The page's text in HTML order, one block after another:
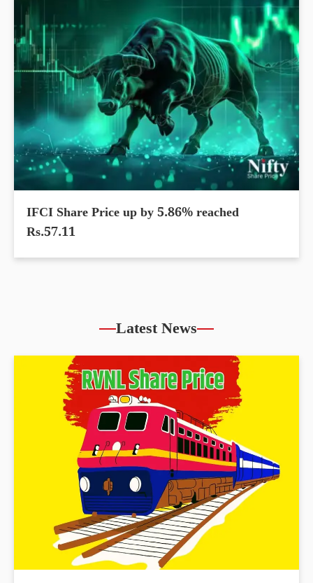
IFCI Share Price up by 5.86% reached
Rs.57.11
Latest News